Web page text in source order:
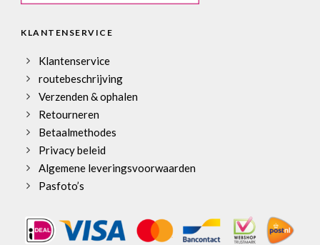
KLANTENSERVICE
Klantenservice
routebeschrijving
Verzenden & ophalen
Retourneren
Betaalmethodes
Privacy beleid
Algemene leveringsvoorwaarden
Pasfoto’s